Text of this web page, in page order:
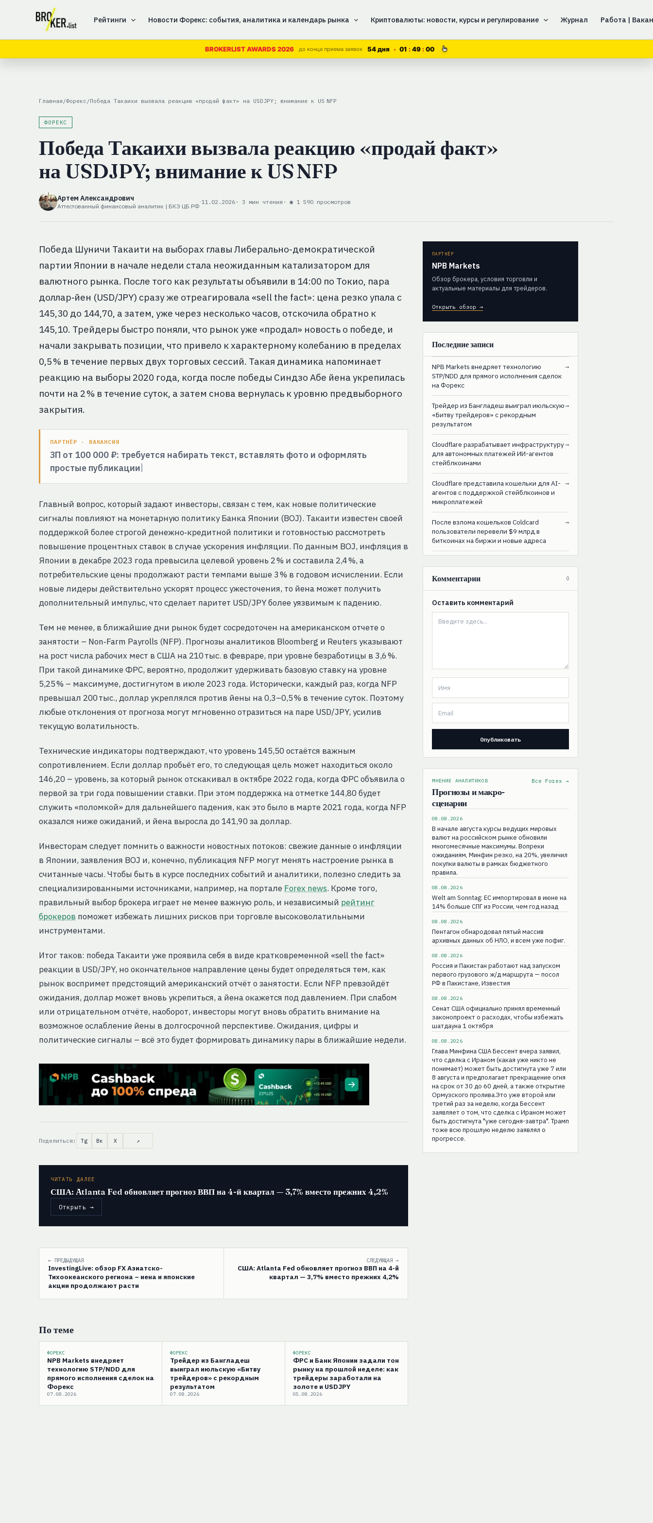
содержимому
Рейтинги Новости Форекс: события, аналитика и календарь рынка Криптовалюты: новости, курсы и регулирование Журнал Работа |
BROKERLIST AWARDS 2026 до конца приема заявок 54 дня 01 48 59
Главная /Форекс /Победа Такаихи вызвала реакцию «продай факт» на USDJPY; внимание к US NFP
ФОРЕКС
Победа Такаихи вызвала реакцию «продай факт»
на USDJPY; внимание к US NFP
Артем Александрович
Аттестованный финансовый аналитик | БКЭ ЦБ РФ
11.02.2026 · 3 мин чтения · ◉ 1 590 просмотров
Победа Шуничи Такаити на выборах главы Либерально-демократической
партии Японии в начале недели стала неожиданным катализатором для
валютного рынка. После того как результаты объявили в 14:00 по Токио, пара
доллар‑йен (USD/JPY) сразу же отреагировала «sell the fact»: цена резко упала с
145,30 до 144,70, а затем, уже через несколько часов, отскочила обратно к
145,10. Трейдеры быстро поняли, что рынок уже «продал» новость о победе, и
начали закрывать позиции, что привело к характерному колебанию в пределах
0,5 % в течение первых двух торговых сессий. Такая динамика напоминает
реакцию на выборы 2020 года, когда после победы Синдзо Абе йена укрепилась
почти на 2 % в течение суток, а затем снова вернулась к уровню предвыборного
закрытия.
ПАРТНЁР · ВАКАНСИЯ
ЗП от 100 000 ₽: требуется набирать текст, вставлять фото и оформлять
простые публикации
Главный вопрос, который задают инвесторы, связан с тем, как новые политические
сигналы повлияют на монетарную политику Банка Японии (BOJ). Такаити известен своей
поддержкой более строгой денежно‑кредитной политики и готовностью рассмотреть
повышение процентных ставок в случае ускорения инфляции. По данным BOJ, инфляция в
Японии в декабре 2023 года превысила целевой уровень 2 % и составила 2,4 %, а
потребительские цены продолжают расти темпами выше 3 % в годовом исчислении. Если
новые лидеры действительно ускорят процесс ужесточения, то йена может получить
дополнительный импульс, что сделает паритет USD/JPY более уязвимым к падению.
Тем не менее, в ближайшие дни рынок будет сосредоточен на американском отчете о
занятости – Non‑Farm Payrolls (NFP). Прогнозы аналитиков Bloomberg и Reuters указывают
на рост числа рабочих мест в США на 210 тыс. в февраре, при уровне безработицы в 3,6 %.
При такой динамике ФРС, вероятно, продолжит удерживать базовую ставку на уровне
5,25 % – максимуме, достигнутом в июле 2023 года. Исторически, каждый раз, когда NFP
превышал 200 тыс., доллар укреплялся против йены на 0,3–0,5 % в течение суток. Поэтому
любые отклонения от прогноза могут мгновенно отразиться на паре USD/JPY, усилив
текущую волатильность.
Технические индикаторы подтверждают, что уровень 145,50 остаётся важным
сопротивлением. Если доллар пробьёт его, то следующая цель может находиться около
146,20 – уровень, за который рынок отскакивал в октябре 2022 года, когда ФРС объявила о
первой за три года повышении ставки. При этом поддержка на отметке 144,80 будет
служить «поломкой» для дальнейшего падения, как это было в марте 2021 года, когда NFP
оказался ниже ожиданий, и йена выросла до 141,90 за доллар.
Инвесторам следует помнить о важности новостных потоков: свежие данные о инфляции
в Японии, заявления BOJ и, конечно, публикация NFP могут менять настроение рынка в
считанные часы. Чтобы быть в курсе последних событий и аналитики, полезно следить за
специализированными источниками, например, на портале Forex news. Кроме того,
правильный выбор брокера играет не менее важную роль, и независимый рейтинг
брокеров поможет избежать лишних рисков при торговле высоковолатильными
инструментами.
Итог таков: победа Такаити уже проявила себя в виде кратковременной «sell the fact»
реакции в USD/JPY, но окончательное направление цены будет определяться тем, как
рынок воспримет предстоящий американский отчёт о занятости. Если NFP превзойдёт
ожидания, доллар может вновь укрепиться, а йена окажется под давлением. При слабом
или отрицательном отчёте, наоборот, инвесторы могут вновь обратить внимание на
возможное ослабление йены в долгосрочной перспективе. Ожидания, цифры и
политические сигналы – всё это будет формировать динамику пары в ближайшие недели.
Поделиться: Tg Вк X ↗
ЧИТАТЬ ДАЛЕЕ
США: Atlanta Fed обновляет прогноз ВВП на 4-й квартал — 3,7% вместо прежних 4,2%
Открыть →
← ПРЕДЫДУЩАЯ
InvestingLive: обзор FX Азиатско-
Тихоокеанского региона – иена и японские
акции продолжают расти
СЛЕДУЮЩАЯ →
США: Atlanta Fed обновляет прогноз ВВП на 4-й
квартал — 3,7% вместо прежних 4,2%
По теме
ФОРЕКС
NPB Markets внедряет
технологию STP/NDD для
прямого исполнения сделок на
Форекс
07.08.2026
ФОРЕКС
Трейдер из Бангладеш
выиграл июльскую «Битву
трейдеров» с рекордным
результатом
07.08.2026
ФОРЕКС
ФРС и Банк Японии задали тон
рынку на прошлой неделе: как
трейдеры заработали на
золоте и USDJPY
05.08.2026
ПАРТНЁР
NPB Markets
Обзор брокера, условия торговли и
актуальные материалы для трейдеров.
Открыть обзор →
Последние записи
NPB Markets внедряет технологию
STP/NDD для прямого исполнения сделок
на Форекс
→
Трейдер из Бангладеш выиграл июльскую
«Битву трейдеров» с рекордным
результатом
→
Cloudflare разрабатывает инфраструктуру
для автономных платежей ИИ-агентов
стейблкоинами
→
Cloudflare представила кошельки для AI-
агентов с поддержкой стейблкоинов и
микроплатежей
→
После взлома кошельков Coldcard
пользователи перевели $9 млрд в
биткоинах на биржи и новые адреса
→
Комментарии 0
Оставить комментарий
МНЕНИЕ АНАЛИТИКОВ
Прогнозы и макро-
сценарии
Все Forex →
08.08.2026
В начале августа курсы ведущих мировых
валют на российском рынке обновили
многомесячные максимумы. Вопреки
ожиданиям, Минфин резко, на 20%, увеличил
покупки валюты в рамках бюджетного
правила.
08.08.2026
Welt am Sonntag: ЕС импортировал в июне на
14% больше СПГ из России, чем год назад
08.08.2026
Пентагон обнародовал пятый массив
архивных данных об НЛО, и всем уже пофиг.
08.08.2026
Россия и Пакистан работают над запуском
первого грузового ж/д маршрута — посол
РФ в Пакистане, Известия
08.08.2026
Сенат США официально принял временный
законопроект о расходах, чтобы избежать
шатдауна 1 октября
08.08.2026
Глава Минфина США Бессент вчера заявил,
что сделка с Ираном (какая уже никто не
понимает) может быть достигнута уже 7 или
8 августа и предполагает прекращение огня
на срок от 30 до 60 дней, а также открытие
Ормузского пролива.Это уже второй или
третий раз за неделю, когда Бессент
заявляет о том, что сделка с Ираном может
быть достигнута "уже сегодня-завтра". Трамп
тоже всю прошлую неделю заявлял о
прогрессе.